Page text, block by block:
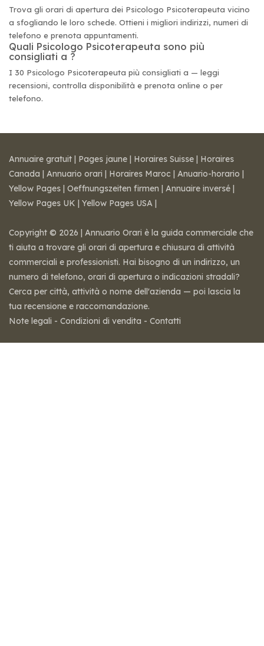
Trova gli orari di apertura dei Psicologo Psicoterapeuta vicino
a sfogliando le loro schede. Ottieni i migliori indirizzi, numeri di
telefono e prenota appuntamenti.
Quali Psicologo Psicoterapeuta sono più
consigliati a ?
I 30 Psicologo Psicoterapeuta più consigliati a — leggi
recensioni, controlla disponibilità e prenota online o per
telefono.
Annuaire gratuit | Pages jaune | Horaires Suisse | Horaires
Canada | Annuario orari | Horaires Maroc | Anuario-horario |
Yellow Pages | Oeffnungszeiten firmen | Annuaire inversé |
Yellow Pages UK | Yellow Pages USA |
Copyright © 2026 | Annuario Orari è la guida commerciale che
ti aiuta a trovare gli orari di apertura e chiusura di attività
commerciali e professionisti. Hai bisogno di un indirizzo, un
numero di telefono, orari di apertura o indicazioni stradali?
Cerca per città, attività o nome dell'azienda — poi lascia la
tua recensione e raccomandazione.
Note legali - Condizioni di vendita - Contatti